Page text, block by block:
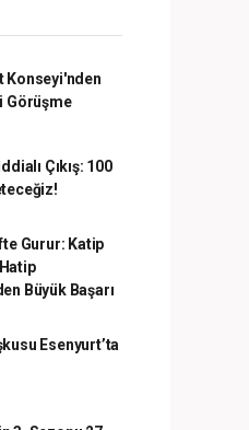
Konseyi'nden
Görüşme
Çıkış: 100
Gurur: Katip
Büyük Başarı
Esenyurt’ta